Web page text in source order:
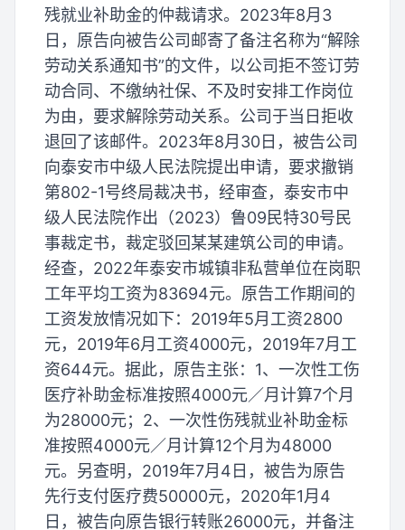
残就业补助金的仲裁请求。2023年8月3
日，原告向被告公司邮寄了备注名称为“解除
劳动关系通知书”的文件，以公司拒不签订劳
动合同、不缴纳社保、不及时安排工作岗位
为由，要求解除劳动关系。公司于当日拒收
退回了该邮件。2023年8月30日，被告公司
向泰安市中级人民法院提出申请，要求撤销
第802-1号终局裁决书，经审查，泰安市中
级人民法院作出（2023）鲁09民特30号民
事裁定书，裁定驳回某某建筑公司的申请。
经查，2022年泰安市城镇非私营单位在岗职
工年平均工资为83694元。原告工作期间的
工资发放情况如下：2019年5月工资2800
元，2019年6月工资4000元，2019年7月工
资644元。据此，原告主张：1、一次性工伤
医疗补助金标准按照4000元／月计算7个月
为28000元；2、一次性伤残就业补助金标
准按照4000元／月计算12个月为48000
元。另查明，2019年7月4日，被告为原告
先行支付医疗费50000元，2020年1月4
日，被告向原告银行转账26000元，并备注